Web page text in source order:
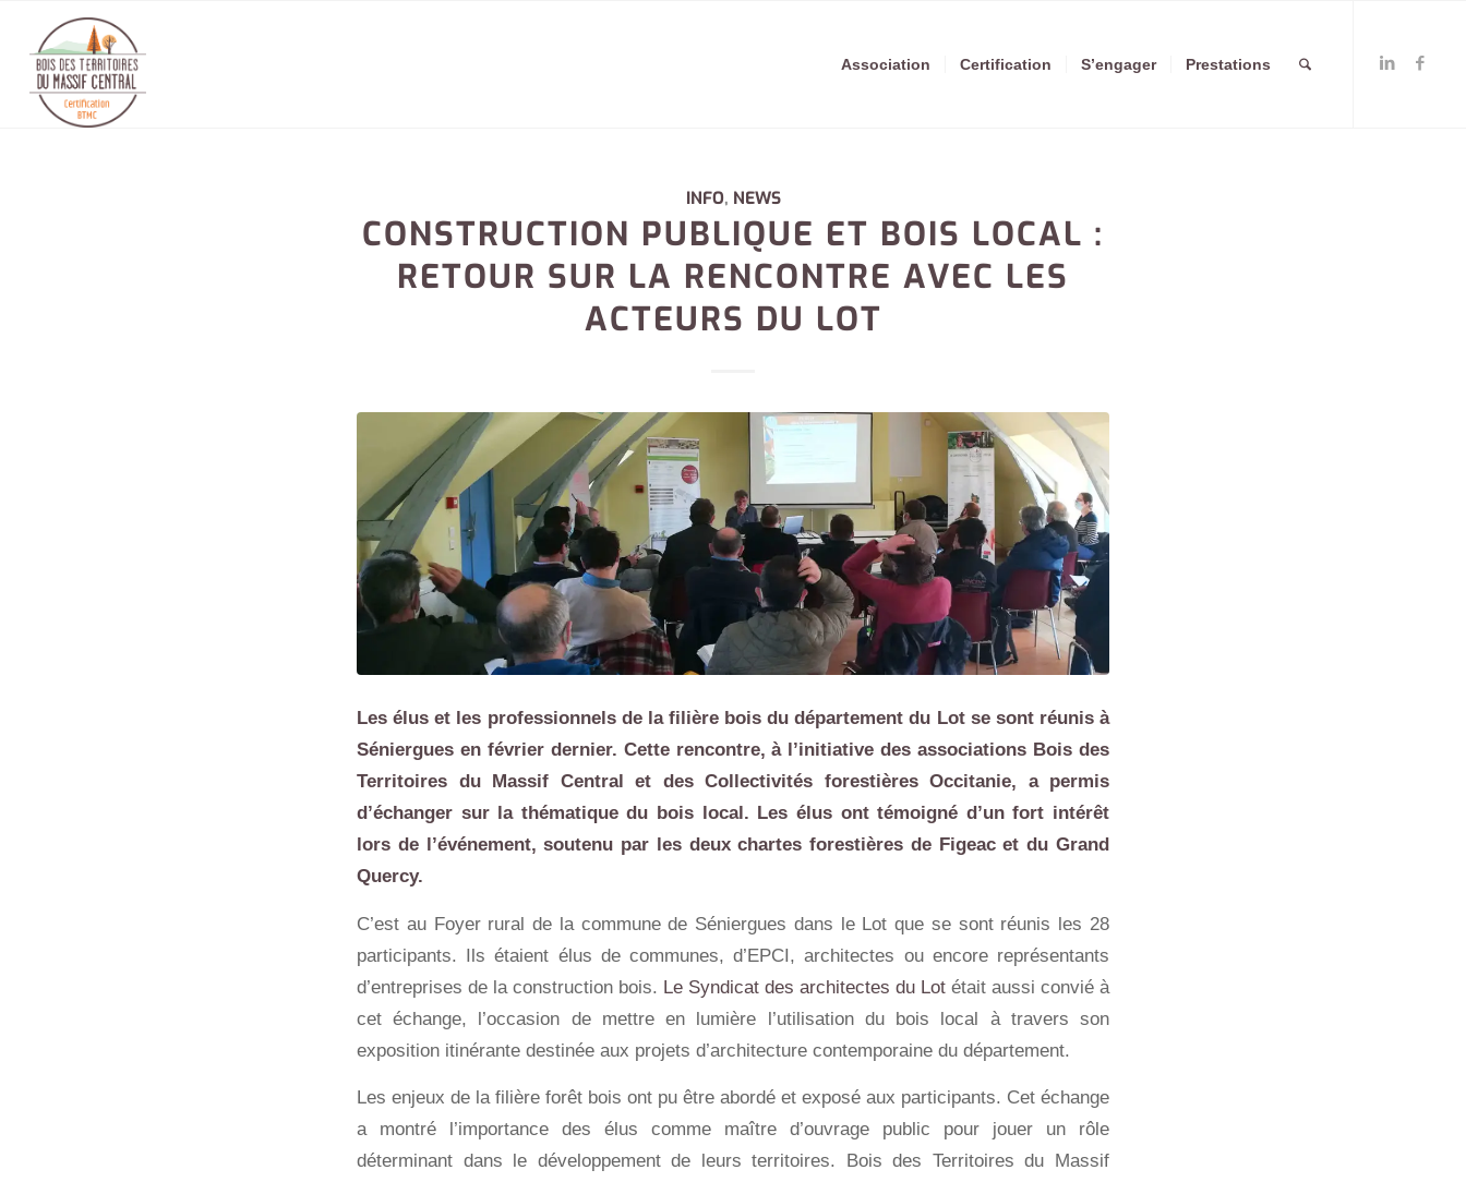
Association Certification S’engager Prestations
INFO, NEWS
CONSTRUCTION PUBLIQUE ET BOIS LOCAL :
RETOUR SUR LA RENCONTRE AVEC LES
ACTEURS DU LOT
Les élus et les professionnels de la filière bois du département du Lot se sont réunis à
Séniergues en février dernier. Cette rencontre, à l’initiative des associations Bois des
Territoires du Massif Central et des Collectivités forestières Occitanie, a permis
d’échanger sur la thématique du bois local. Les élus ont témoigné d’un fort intérêt
lors de l’événement, soutenu par les deux chartes forestières de Figeacet duGrand
Quercy.
C’est au Foyer rural de la commune de Séniergues dans le Lot que se sont réunis les 28
participants. Ils étaient élus de communes, d’EPCI, architectes ou encore représentants
d’entreprises de la construction bois. Le Syndicat des architectes du Lot était aussi convié à
cet échange, l’occasion de mettre en lumière l’utilisation du bois local à travers son
exposition itinérante destinée aux projets d’architecture contemporaine du département.
Les enjeux de la filière forêt bois ont pu être abordé et exposé aux participants. Cet échange
a montré l’importance des élus comme maître d’ouvrage public pour jouer un rôle
déterminant dans le développement de leurs territoires. Bois des Territoires du Massif